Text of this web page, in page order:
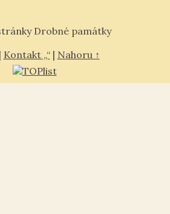
Drobné památky
| Kontakt „“| Nahoru ↑